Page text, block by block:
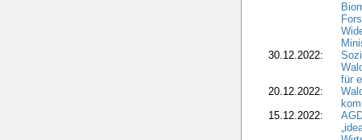
30.12.2022:
für
20.12.2022:
15.12.2022: